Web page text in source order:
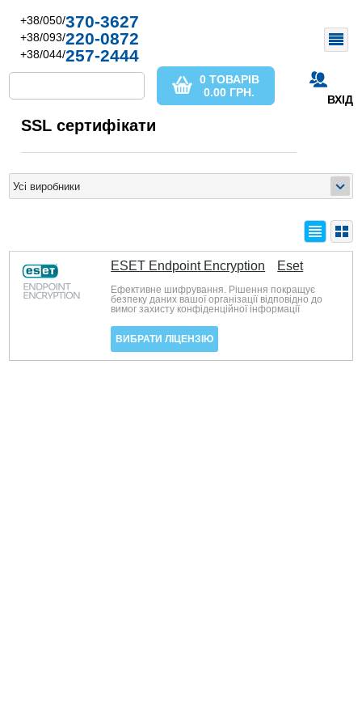
+38/050/370-3627
+38/093/220-0872
+38/044/257-2444
ВХІД
0 ТОВАРІВ
0.00 ГРН.
SSL сертифікати
ESET Endpoint Encryption Eset
Ефективне шифрування. Рішення покращує
безпеку даних вашої організації відповідно до
вимог захисту конфіденційної інформації
ВИБРАТИ ЛІЦЕНЗІЮ